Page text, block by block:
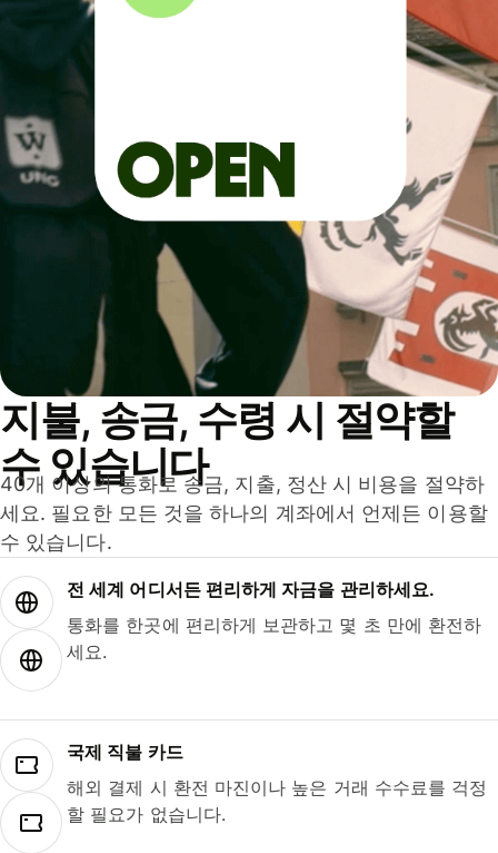
지불, 송금, 수령 시 절약할
수 있습니다
40개 이상의 통화로 송금, 지출, 정산 시 비용을 절약하
세요. 필요한 모든 것을 하나의 계좌에서 언제든 이용할
수 있습니다.
전 세계 어디서든 편리하게 자금을 관리하세요.
통화를 한곳에 편리하게 보관하고 몇 초 만에 환전하
세요.
국제 직불 카드
해외 결제 시 환전 마진이나 높은 거래 수수료를 걱정
할 필요가 없습니다.